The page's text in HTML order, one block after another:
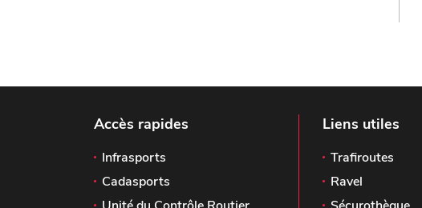
Accès rapides
Infrasports
Cadasports
Liens utiles
Trafiroutes
Ravel